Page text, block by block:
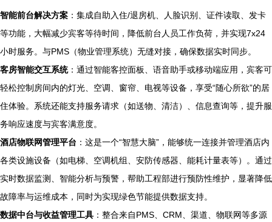
智能前台解决方案 ：集成自助入住/退房机、人脸识别、证件读取、发卡
等功能，大幅减少宾客等待时间，降低前台人员工作负荷，并实现7x24
小时服务。与PMS（物业管理系统）无缝对接，确保数据实时同步。
客房智能交互系统：通过智能客控面板、语音助手或移动端应用，宾客可
轻松控制房间内的灯光、空调、窗帘、电视等设备，享受“随心所欲”的居
住体验。系统还能支持服务请求（如送物、清洁）、信息查询等，提升服
务响应速度与宾客满意度。
酒店物联网管理平台 ：这是一个“智慧大脑”，能够统一连接并管理酒店内
各类设施设备（如电梯、空调机组、安防传感器、能耗计量表等）。通过
实时数据监测、智能分析与预警，帮助工程部进行预防性维护，显著降低
故障率与运维成本，同时为实现绿色节能提供数据支持。
数据中台与收益管理工具 ：整合来自PMS、CRM、渠道、物联网等多源